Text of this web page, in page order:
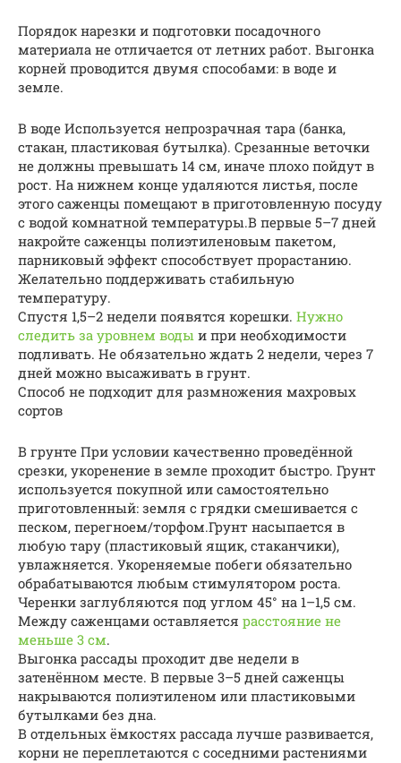
Порядок нарезки и подготовки посадочного
материала не отличается от летних работ. Выгонка
корней проводится двумя способами: в воде и
земле.
В воде Используется непрозрачная тара (банка,
стакан, пластиковая бутылка). Срезанные веточки
не должны превышать 14 см, иначе плохо пойдут в
рост. На нижнем конце удаляются листья, после
этого саженцы помещают в приготовленную посуду
с водой комнатной температуры.В первые 5–7 дней
накройте саженцы полиэтиленовым пакетом,
парниковый эффект способствует прорастанию.
Желательно поддерживать стабильную
температуру.
Спустя 1,5–2 недели появятся корешки. Нужно
следить за уровнем воды и при необходимости
подливать. Не обязательно ждать 2 недели, через 7
дней можно высаживать в грунт.
Способ не подходит для размножения махровых
сортов
В грунте При условии качественно проведённой
срезки, укоренение в земле проходит быстро. Грунт
используется покупной или самостоятельно
приготовленный: земля с грядки смешивается с
песком, перегноем/торфом.Грунт насыпается в
любую тару (пластиковый ящик, стаканчики),
увлажняется. Укореняемые побеги обязательно
обрабатываются любым стимулятором роста.
Черенки заглубляются под углом 45° на 1–1,5 см.
Между саженцами оставляется расстояние не
меньше 3 см.
Выгонка рассады проходит две недели в
затенённом месте. В первые 3–5 дней саженцы
накрываются полиэтиленом или пластиковыми
бутылками без дна.
В отдельных ёмкостях рассада лучше развивается,
корни не переплетаются с соседними растениями